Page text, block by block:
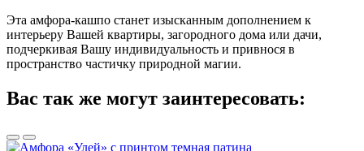
Эта амфора-кашпо станет изысканным дополнением к
интерьеру Вашей квартиры, загородного дома или дачи,
подчеркивая Вашу индивидуальность и привнося в
пространство частичку природной магии.
Вас так же могут заинтересовать: